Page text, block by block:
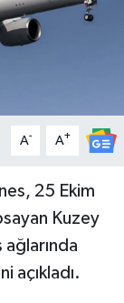
A- A+
25 Ekim
Kuzey
ağlarında
açıkladı.